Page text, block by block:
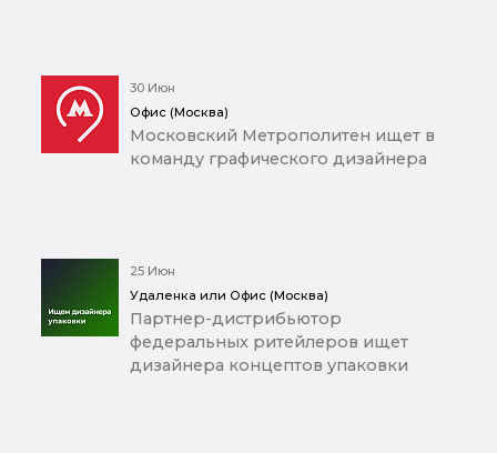
30 Июн
Офис (Москва)
Московский Метрополитен ищет в
команду графического дизайнера
25 Июн
Удаленка или Офис (Москва)
Партнер-дистрибьютор
федеральных ритейлеров ищет
дизайнера концептов упаковки